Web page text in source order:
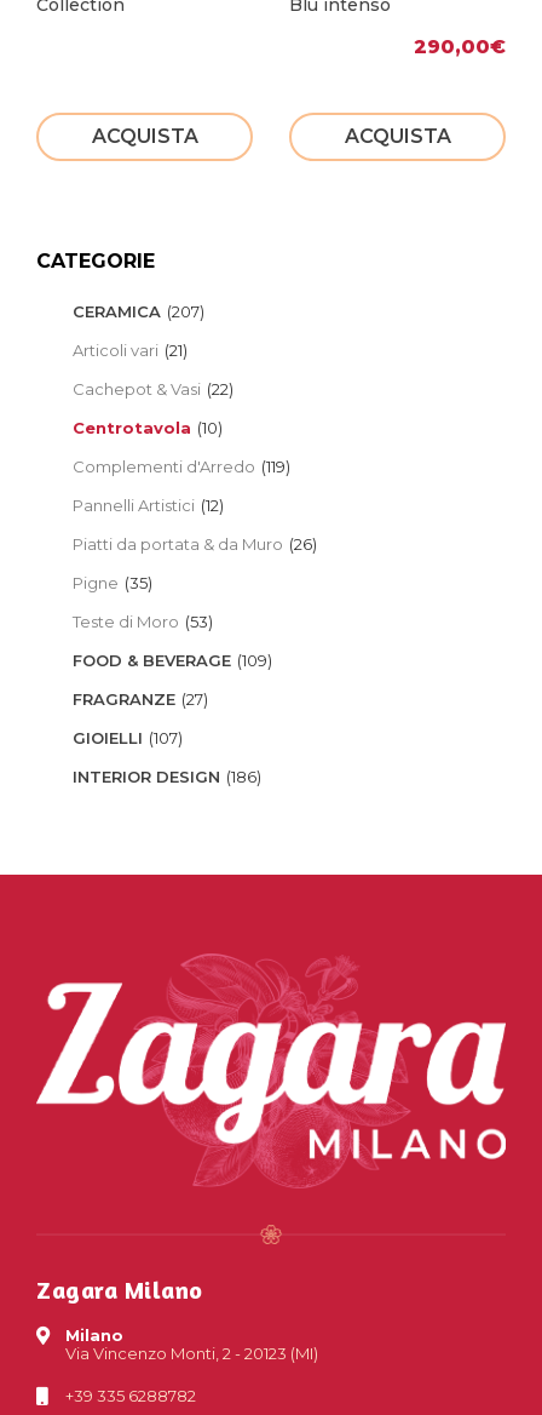
CATEGORIE
CERAMICA (207)
Articoli vari (21)
Cachepot & Vasi (22)
Centrotavola (10)
Complementi d'Arredo (119)
Pannelli Artistici (12)
Piatti da portata & da Muro (26)
Pigne (35)
Teste di Moro (53)
FOOD & BEVERAGE (109)
FRAGRANZE (27)
GIOIELLI (107)
INTERIOR DESIGN (186)
Collection
ACQUISTA
Blu intenso
290,00€
ACQUISTA
Zagara Milano
Milano
Via Vincenzo Monti, 2 - 20123 (MI)
+39 335 6288782